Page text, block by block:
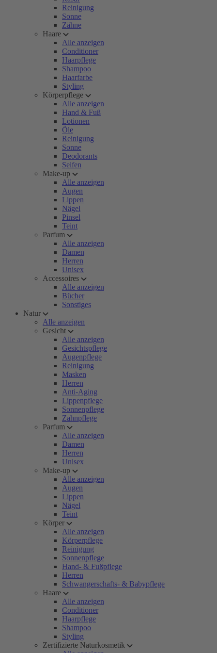
Reinigung
Sonne
Zähne
Haare
Alle anzeigen
Conditioner
Haarpflege
Shampoo
Haarfarbe
Styling
Körperpflege
Alle anzeigen
Hand & Fuß
Lotionen
Öle
Reinigung
Sonne
Deodorants
Seifen
Make-up
Alle anzeigen
Augen
Lippen
Nägel
Pinsel
Teint
Parfum
Alle anzeigen
Damen
Herren
Unisex
Accessoires
Alle anzeigen
Bücher
Sonstiges
Natur
Alle anzeigen
Gesicht
Alle anzeigen
Gesichtspflege
Augenpflege
Reinigung
Masken
Herren
Anti-Aging
Lippenpflege
Sonnenpflege
Zahnpflege
Parfum
Alle anzeigen
Damen
Herren
Unisex
Make-up
Alle anzeigen
Augen
Lippen
Nägel
Teint
Körper
Alle anzeigen
Körperpflege
Reinigung
Sonnenpflege
Hand- & Fußpflege
Herren
Schwangerschafts- & Babypflege
Haare
Alle anzeigen
Conditioner
Haarpflege
Shampoo
Styling
Zertifizierte Naturkosmetik